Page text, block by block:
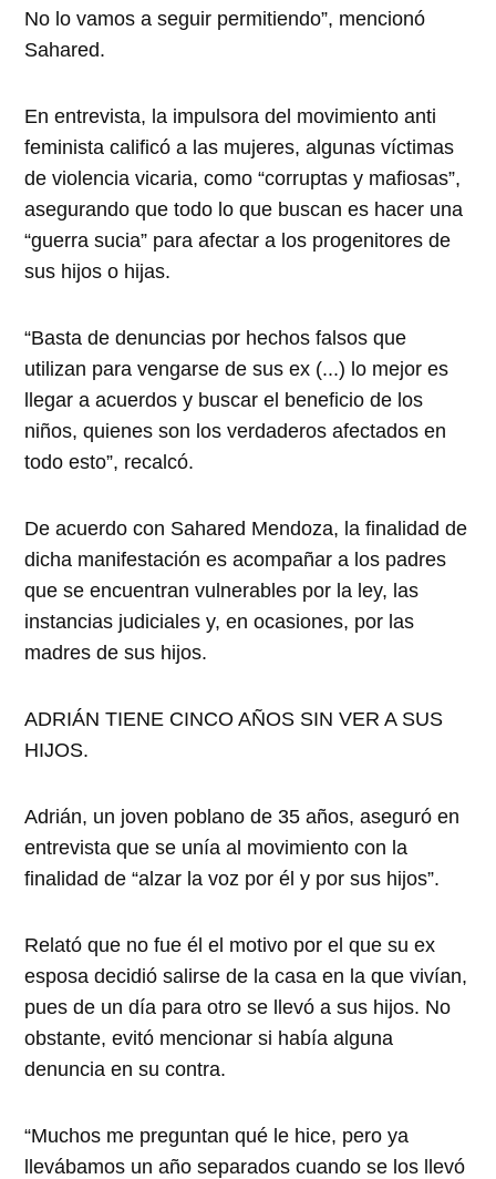
No lo vamos a seguir permitiendo”, mencionó
Sahared.
En entrevista, la impulsora del movimiento anti
feminista calificó a las mujeres, algunas víctimas
de violencia vicaria, como “corruptas y mafiosas”,
asegurando que todo lo que buscan es hacer una
“guerra sucia” para afectar a los progenitores de
sus hijos o hijas.
“Basta de denuncias por hechos falsos que
utilizan para vengarse de sus ex (...) lo mejor es
llegar a acuerdos y buscar el beneficio de los
niños, quienes son los verdaderos afectados en
todo esto”, recalcó.
De acuerdo con Sahared Mendoza, la finalidad de
dicha manifestación es acompañar a los padres
que se encuentran vulnerables por la ley, las
instancias judiciales y, en ocasiones, por las
madres de sus hijos.
ADRIÁN TIENE CINCO AÑOS SIN VER A SUS
HIJOS.
Adrián, un joven poblano de 35 años, aseguró en
entrevista que se unía al movimiento con la
finalidad de “alzar la voz por él y por sus hijos”.
Relató que no fue él el motivo por el que su ex
esposa decidió salirse de la casa en la que vivían,
pues de un día para otro se llevó a sus hijos. No
obstante, evitó mencionar si había alguna
denuncia en su contra.
“Muchos me preguntan qué le hice, pero ya
llevábamos un año separados cuando se los llevó